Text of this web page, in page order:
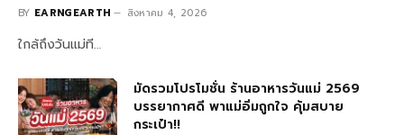
BY EARNGEARTH สิงหาคม 4, 2026
ใกล้ถึงวันแม่ที…
มัดรวมโปรโมชั่น ร้านอาหารวันแม่ 2569
บรรยากาศดี พาแม่อิ่มถูกใจ คุ้มสบาย
กระเป๋า!!